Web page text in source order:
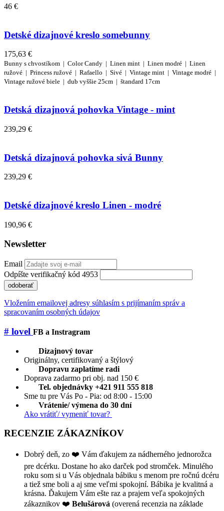
46 €
Detské dizajnové kreslo somebunny
175,63 €
Bunny s chvostíkom | Color Candy | Linen mint | Linen modré | Linen
ružové | Princess ružové | Rafaello | Sivé | Vintage mint | Vintage modré |
Vintage ružové biele | dub vyššie 25cm | štandard 17cm
Detská dizajnová pohovka Vintage - mint
239,29 €
Detská dizajnová pohovka sivá Bunny
239,29 €
Detské dizajnové kreslo Linen - modré
190,96 €
Newsletter
Email
Odpíšte verifikačný kód 4953
odoberať
Vložením emailovej adresy súhlasím s prijímaním správ a
spracovaním osobných údajov
# lovel FB a Instragram
Dizajnový tovar
Originálny, certifikovaný a štýlový
Dopravu zaplatíme radi
Doprava zadarmo pri obj. nad 150 €
Tel. objednávky +421 911 555 818
Sme tu pre Vás Po - Pia: od 8:00 - 15:00
Vrátenie/ výmena do 30 dní
Ako vrátiť/ vymeniť tovar?
RECENZIE ZÁKAZNÍKOV
Dobrý deň, zo ❤️ Vám ďakujem za nádherného jednorožca
pre dcérku. Dostane ho ako darček pod stromček. Minulého
roku som si u Vás objednala bábiku s menom pre ročnú dcéru
a tiež sme boli a aj sme veľmi spokojní. Bábika je kvalitná a
krásna. Ďakujem Vám ešte raz a prajem veľa spokojných
zákaznikov ❤️ Belušárová (overená recenzia na základe